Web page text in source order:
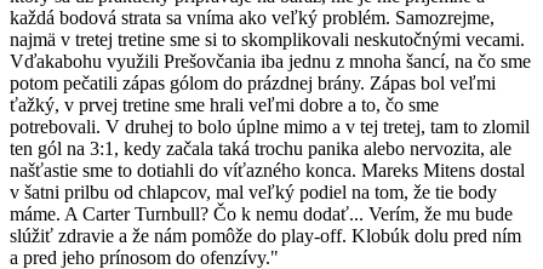
každá bodová strata sa vníma ako veľký problém. Samozrejme,
najmä v tretej tretine sme si to skomplikovali neskutočnými vecami.
Vďakabohu využili Prešovčania iba jednu z mnoha šancí, na čo sme
potom pečatili zápas gólom do prázdnej brány. Zápas bol veľmi
ťažký, v prvej tretine sme hrali veľmi dobre a to, čo sme
potrebovali. V druhej to bolo úplne mimo a v tej tretej, tam to zlomil
ten gól na 3:1, kedy začala taká trochu panika alebo nervozita, ale
našťastie sme to dotiahli do víťazného konca. Mareks Mitens dostal
v šatni prilbu od chlapcov, mal veľký podiel na tom, že tie body
máme. A Carter Turnbull? Čo k nemu dodať... Verím, že mu bude
slúžiť zdravie a že nám pomôže do play-off. Klobúk dolu pred ním
a pred jeho prínosom do ofenzívy."